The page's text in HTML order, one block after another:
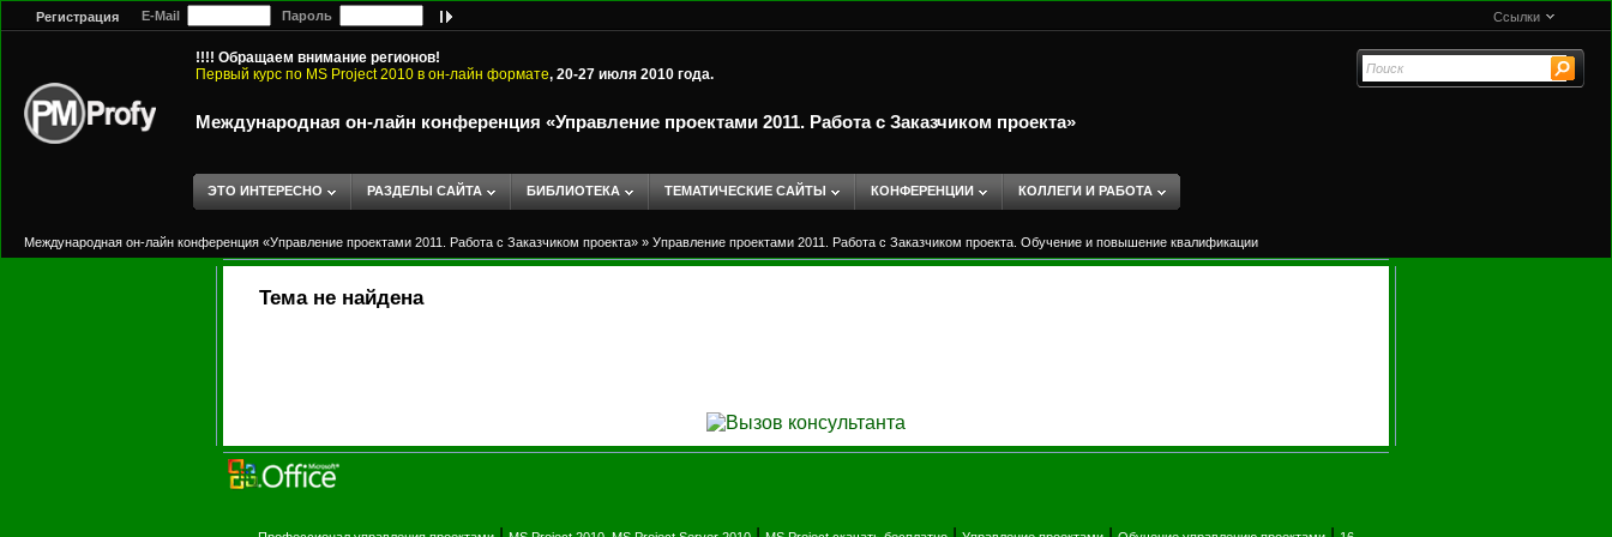
Регистрация E-Mail Пароль Ссылки
!!!! Обращаем внимание регионов!
Первый курс по MS Project 2010 в он-лайн формате, 20-27 июля 2010 года.
Международная он-лайн конференция «Управление проектами 2011. Работа с Заказчиком проекта»
ЭТО ИНТЕРЕСНО РАЗДЕЛЫ САЙТА БИБЛИОТЕКА ТЕМАТИЧЕСКИЕ САЙТЫ КОНФЕРЕНЦИИ КОЛЛЕГИ И РАБОТА
Международная он-лайн конференция «Управление проектами 2011. Работа с Заказчиком проекта» » Управление проектами 2011. Работа с Заказчиком проекта. Обучение и повышение квалификации
Тема не найдена